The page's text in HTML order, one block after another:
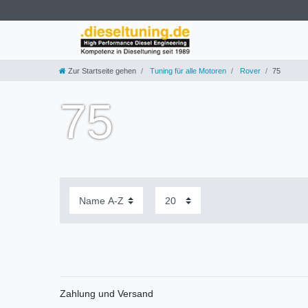
Zur Startseite gehen Tuning für alle Motoren Rover 75
75
Zahlung und Versand